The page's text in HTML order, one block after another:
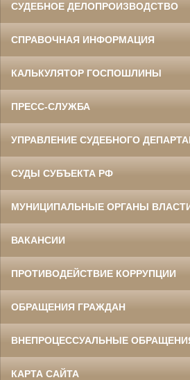
СУДЕБНОЕ ДЕЛОПРОИЗВОДСТВО
СПРАВОЧНАЯ ИНФОРМАЦИЯ
КАЛЬКУЛЯТОР ГОСПОШЛИНЫ
ПРЕСС-СЛУЖБА
УПРАВЛЕНИЕ СУДЕБНОГО
СУДЫ СУБЪЕКТА РФ
МУНИЦИПАЛЬНЫЕ ОРГАНЫ
ВАКАНСИИ
ПРОТИВОДЕЙСТВИЕ КОРРУПЦИИ
ОБРАЩЕНИЯ ГРАЖДАН
ВНЕПРОЦЕССУАЛЬНЫЕ
КАРТА САЙТА